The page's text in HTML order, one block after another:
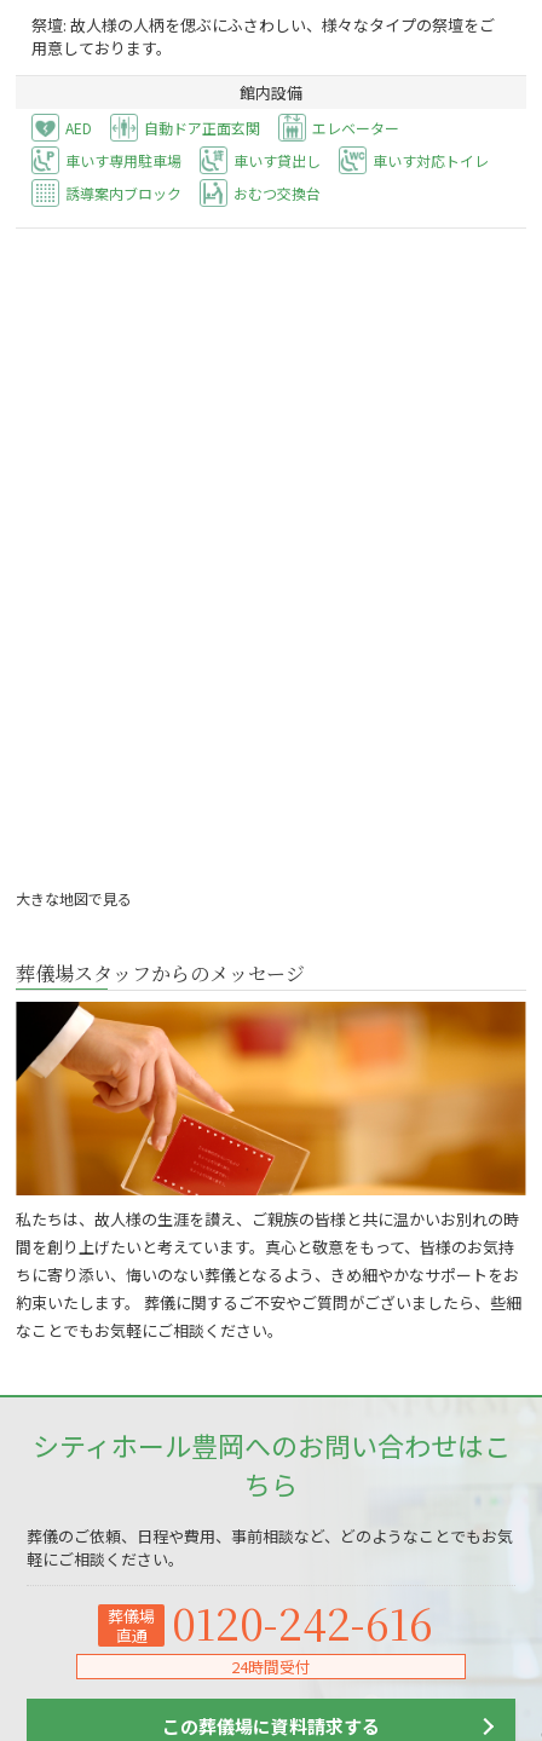
祭壇: 故人様の人柄を偲ぶにふさわしい、様々なタイプの祭壇をご
用意しております。
館内設備
AED 自動ドア正面玄関
エレベーター
車いす専用駐車場
車いす貸出し
車いす対応トイレ
誘導案内ブロック
おむつ交換台
大きな地図で見る
葬儀場スタッフからのメッセージ
私たちは、故人様の生涯を讃え、ご親族の皆様と共に温かいお別れの時
間を創り上げたいと考えています。真心と敬意をもって、皆様のお気持
ちに寄り添い、悔いのない葬儀となるよう、きめ細やかなサポートをお
約束いたします。 葬儀に関するご不安やご質問がございましたら、些細
なことでもお気軽にご相談ください。
シティホール豊岡へのお問い合わせはこ
ちら
葬儀のご依頼、日程や費用、事前相談など、どのようなことでもお気
軽にご相談ください。
葬儀場
直通
0120-242-616
24時間受付
この葬儀場に資料請求する